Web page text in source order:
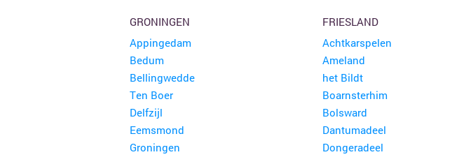
GRONINGEN
Appingedam
Bedum
Bellingwedde
Ten Boer
Delfzijl
Eemsmond
Groningen
FRIESLAND
Achtkarspelen
Ameland
het Bildt
Boarnsterhim
Bolsward
Dantumadeel
Dongeradeel